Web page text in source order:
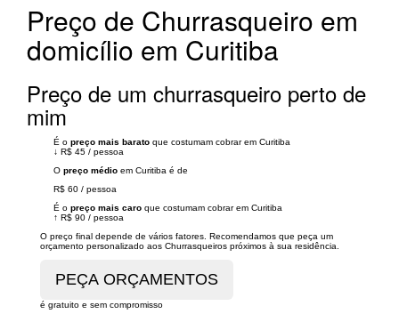
Preço de Churrasqueiro em
domicílio em Curitiba
Preço de um churrasqueiro perto de
mim
É o preço mais barato que costumam cobrar em Curitiba
↓ R$ 45 / pessoa
O preço médio em Curitiba é de
R$ 60 / pessoa
É o preço mais caro que costumam cobrar em Curitiba
↑ R$ 90 / pessoa
O preço final depende de vários fatores. Recomendamos que peça um
orçamento personalizado aos Churrasqueiros próximos à sua residência.
é gratuito e sem compromisso